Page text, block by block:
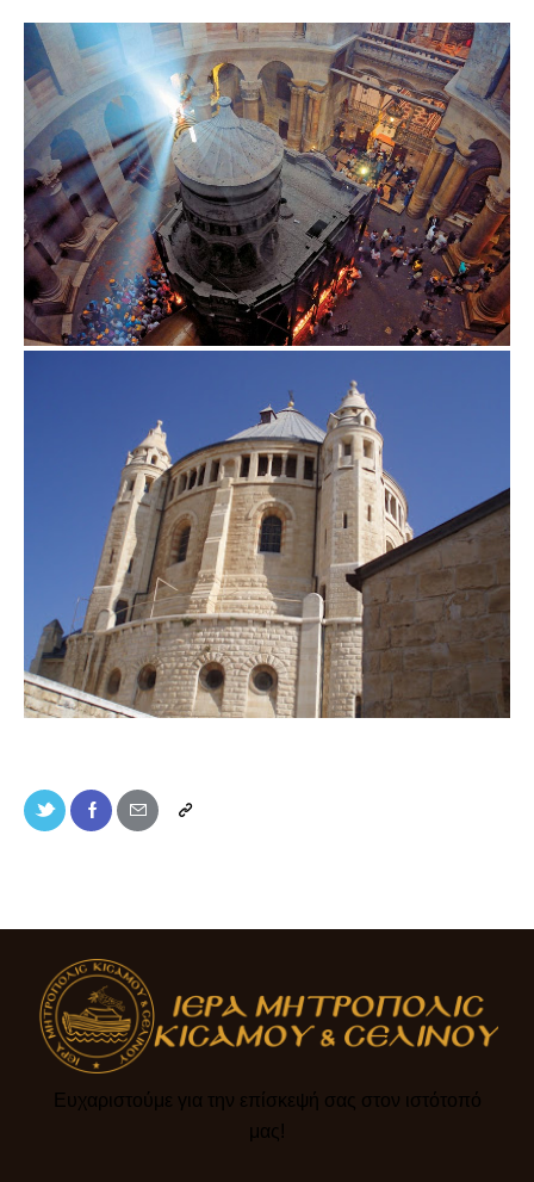
Ευχαριστούμε για την επίσκεψή σας στον ιστότοπό
μας!​